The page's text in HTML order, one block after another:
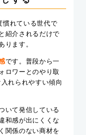
慣れている世代で
紹介されるだけで
ります。
です。普段から一
ロワーとのやり取
れられやすい傾向
いて発信している
和感が出にくくな
関係のない商材を